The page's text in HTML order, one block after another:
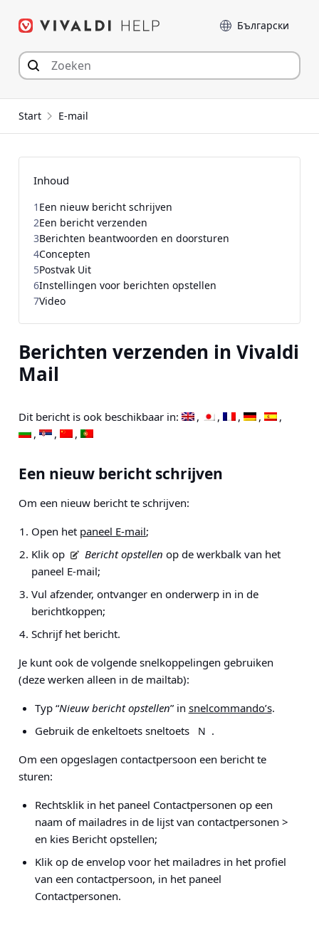
naar
Taal
Start E-mail
Berichten verzenden in Vivaldi
Mail
Dit bericht is ook beschikbaar in:
Een nieuw bericht schrijven
Om een nieuw bericht te schrijven:
Open het paneel E-mail;
Klik op
Bericht opstellen op de werkbalk van het
paneel E-mail;
Vul afzender, ontvanger en onderwerp in in de
berichtkoppen;
Schrijf het bericht.
Je kunt ook de volgende snelkoppelingen gebruiken
(deze werken alleen in de mailtab):
Typ “Nieuw bericht opstellen” in snelcommando’s.
Gebruik de enkeltoets sneltoets
N .
Om een opgeslagen contactpersoon een bericht te
sturen:
Rechtsklik in het paneel Contactpersonen op een
naam of mailadres in de lijst van contactpersonen >
en kies Bericht opstellen;
Klik op de envelop voor het mailadres in het profiel
van een contactpersoon, in het paneel
Contactpersonen.
Inhoud
1 Een nieuw bericht schrijven
2Een bericht verzenden
3Berichten beantwoorden en doorsturen
4Concepten
5Postvak Uit
6Instellingen voor berichten opstellen
7Video